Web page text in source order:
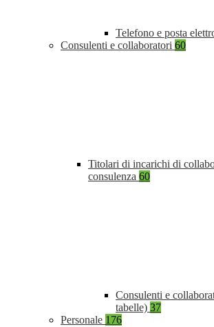
Telefono e posta
Consulenti e collaboratori 60
Titolari di incarichi di
consulenza 60
Consulenti e
tabelle) 37
Personale 176